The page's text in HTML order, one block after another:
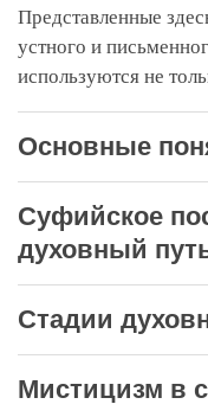
Представленные
устного и
используются не
Основные
Суфийское
духовный
Стадии
Мистицизм в